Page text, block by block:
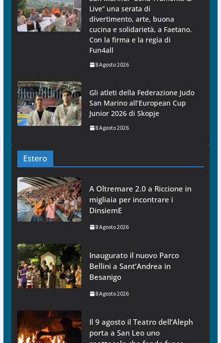
Live” una serata di
divertimento, arte, buona
cucina e solidarietà, a Faetano.
Con la firma e la regia di
Fun4all
8 Agosto 2026
Gli atleti della Federazione Judo
San Marino all’European Cup
Junior 2026 di Skopje
8 Agosto 2026
Estero
A Oltremare 2.0 a Riccione in
migliaia per incontrare i
DinsiemE
8 Agosto 2026
Inaugurato il nuovo Parco
Bellini a Sant’Andrea in
Besanigo
8 Agosto 2026
Il 9 agosto il Teatro dell’Aleph
porta a San Leo uno